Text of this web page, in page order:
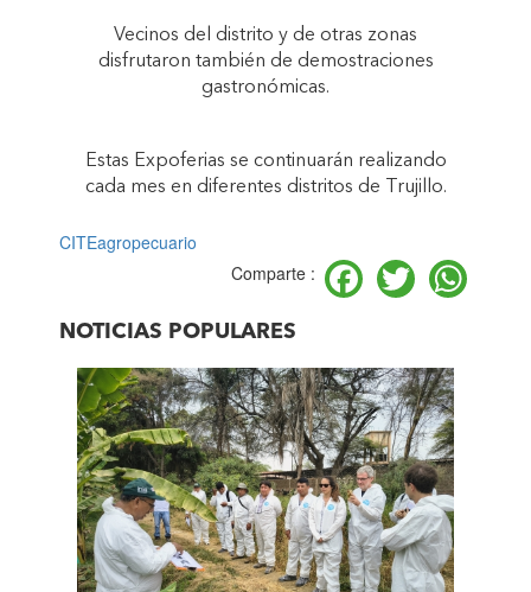
Vecinos del distrito y de otras zonas
disfrutaron también de demostraciones
gastronómicas.
Estas Expoferias se continuarán realizando
cada mes en diferentes distritos de Trujillo.
CITEagropecuario
Comparte :
Facebook
Twitter
NOTICIAS POPULARES